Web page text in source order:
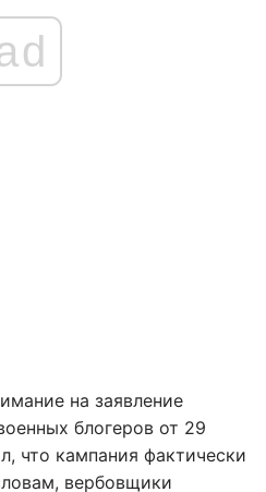
на заявление
блогеров от 29
что кампания фактически
вербовщики